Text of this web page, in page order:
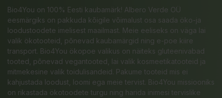
Bio4You on 100% Eesti kaubamärk! Albero Verde OÜ
eesmärgiks on pakkuda kõigile võimalust osa saada öko-ja
loodustoodete imelisest maailmast. Meie eeliseks on väga lai
valik ökotooteid, põnevad kaubamärgid ning e-poe kiire
transport. Bio4You ökopoe valikus on näiteks gluteenivabad
tooted, põnevad vegantooted, lai valik kosmeetikatooteid ja
mitmekesine valik toidulisandeid. Pakume tooteid mis ei
kahjustada loodust, loomi ega meie tervist. Bio4You missiooniks
on rikastada ökotoodete turgu ning harida inimesi tervislike